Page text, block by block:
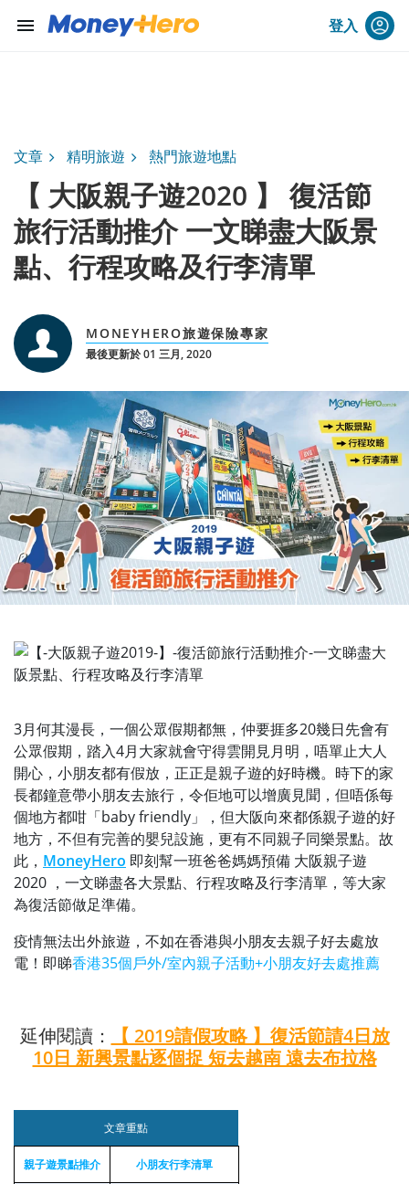
menu 登入
文章 精明旅遊 熱門旅遊地點
【 大阪親子遊2020 】 復活節
旅行活動推介 一文睇盡大阪景
點、行程攻略及行李清單
MONEYHERO旅遊保險專家
最後更新於 01 三月, 2020
3月何其漫長，一個公眾假期都無，仲要捱多20幾日先會有
公眾假期，踏入4月大家就會守得雲開見月明，唔單止大人
開心，小朋友都有假放，正正是親子遊的好時機。時下的家
長都鐘意帶小朋友去旅行，令佢地可以增廣見聞，但唔係每
個地方都咁「baby friendly」，但大阪向來都係親子遊的好
地方，不但有完善的嬰兒設施，更有不同親子同樂景點。故
此， MoneyHero 即刻幫一班爸爸媽媽預備 大阪親子遊
2020 ，一文睇盡各大景點、行程攻略及行李清單，等大家
為復活節做足準備。
疫情無法出外旅遊，不如在香港與小朋友去親子好去處放
電！即睇香港35個戶外/室內親子活動+小朋友好去處推薦
延伸閱讀：
【 2019請假攻略 】復活節請4日放
10日 新興景點逐個捉 短去越南 遠去布拉格
文章重點
親子遊景點推介 小朋友行李清單